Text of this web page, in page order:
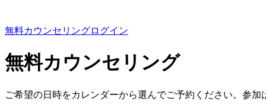
無料カウンセリングログイン
無料カウンセリング
ご希望の日時をカレンダーから選んでご予約ください。参加